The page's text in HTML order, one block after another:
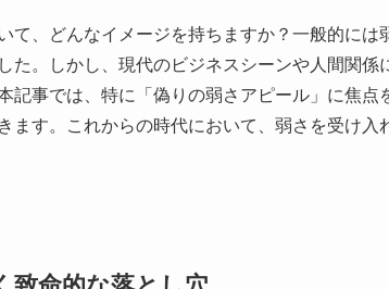
て、どんなイメージを持ちますか？一般的には
た。しかし、現代のビジネスシーンや人間関係
記事では、特に「偽りの弱さアピール」に焦点
ます。これからの時代において、弱さを受け入